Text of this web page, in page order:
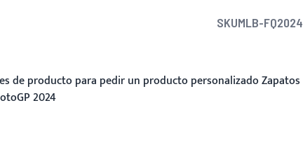
SKUMLB-FQ2024
de producto para pedir un producto personalizado Zapatos
2024